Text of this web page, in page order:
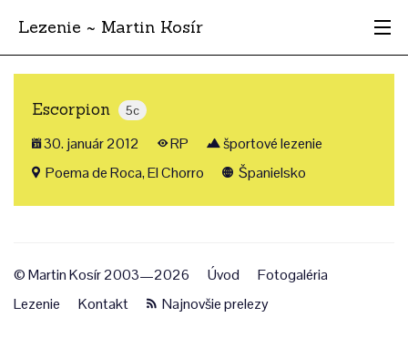
Lezenie ~ Martin Kosír
Najhodnotnejšie
Krajina
Štýl
Escorpion 5c
30. január 2012 RP
športové lezenie
Poema de Roca, El Chorro
Španielsko
© Martin Kosír 2003—2026 Úvod
Fotogaléria
Lezenie
Kontakt Najnovšie prelezy